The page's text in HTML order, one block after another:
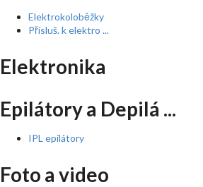
Elektrokoloběžky
Přísluš. k elektro ...
Elektronika
Epilátory a Depilá ...
IPL epilátory
Foto a video